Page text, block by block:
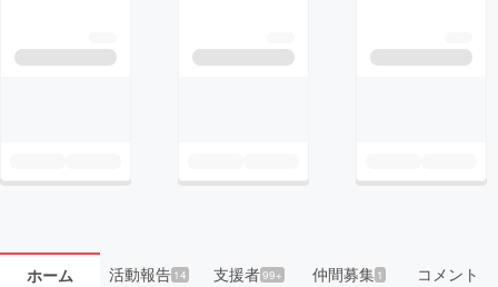
ホーム 活動報告14 支援者99+ 仲間募集 1 コメント